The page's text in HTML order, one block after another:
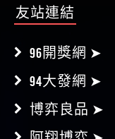
96開獎網 ➤
94大發網 ➤
博弈良品 ➤
阿翔博弈 ➤
好贏娛樂城 ➤